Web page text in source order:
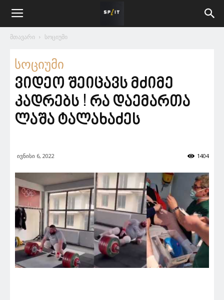
მთავარი სოციუმი
სოციუმი
ვიდეო შეიცავს მძიმე
კადრებს ! რა დაემართა
ლაშა ტალახაძეს
ივნისი 6, 2022 1404